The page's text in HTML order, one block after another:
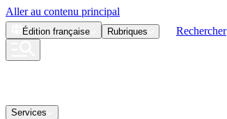
Aller au contenu principal
Édition française Rubriques Rechercher
Services